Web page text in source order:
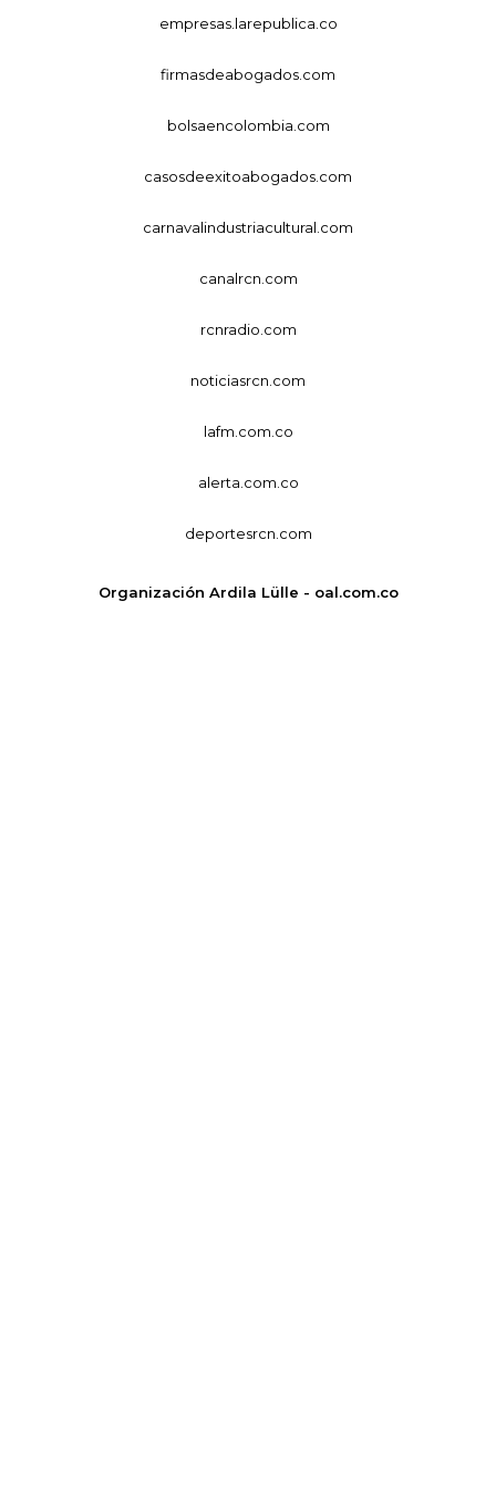
empresas.larepublica.co
firmasdeabogados.com
bolsaencolombia.com
casosdeexitoabogados.com
carnavalindustriacultural.com
canalrcn.com
rcnradio.com
noticiasrcn.com
lafm.com.co
alerta.com.co
deportesrcn.com
Organización Ardila Lülle - oal.com.co